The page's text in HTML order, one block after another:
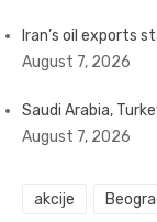
Iran’s oil exports
August 7, 2026
Saudi Arabia,
August 7, 2026
akcije